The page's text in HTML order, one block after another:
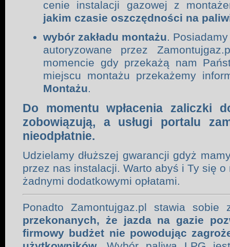
cenie instalacji gazowej z
jakim czasie oszczędności na
wybór zakładu montażu.
autoryzowane przez
momencie gdy przekażą nam
miejscu montażu przekażemy
Montażu.
Do momentu wpłacenia zaliczki
zobowiązują, a usługi portalu
nieodpłatnie.
Udzielamy dłuższej gwarancji gdyż
przez nas instalacji. Warto abyś i Ty się
żadnymi dodatkowymi opłatami.
Ponadto Zamontujgaz.pl stawia
przekonanych, że jazda na gazie
firmowy budżet nie powodując